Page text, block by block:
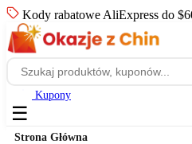
Kody rabatowe AliExpress do
Kupony
☰
Strona Główna